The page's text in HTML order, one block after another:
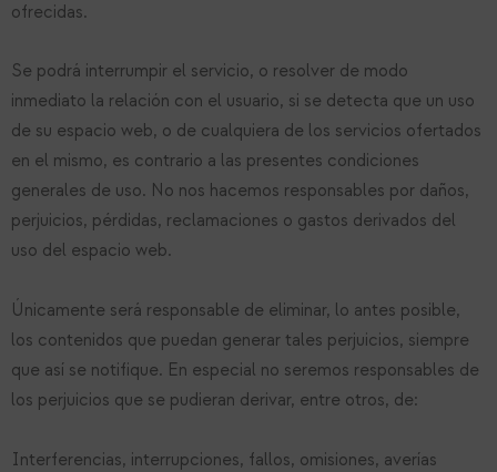
ofrecidas.
Se podrá interrumpir el servicio, o resolver de modo
inmediato la relación con el usuario, si se detecta que un uso
de su espacio web, o de cualquiera de los servicios ofertados
en el mismo, es contrario a las presentes condiciones
generales de uso. No nos hacemos responsables por daños,
perjuicios, pérdidas, reclamaciones o gastos derivados del
uso del espacio web.
Únicamente será responsable de eliminar, lo antes posible,
los contenidos que puedan generar tales perjuicios, siempre
que así se notifique. En especial no seremos responsables de
los perjuicios que se pudieran derivar, entre otros, de:
Interferencias, interrupciones, fallos, omisiones, averías